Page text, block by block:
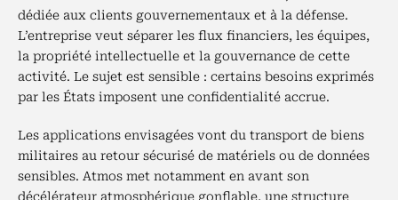
dédiée aux clients gouvernementaux et à la défense.
L’entreprise veut séparer les flux financiers, les équipes,
la propriété intellectuelle et la gouvernance de cette
activité. Le sujet est sensible : certains besoins exprimés
par les États imposent une confidentialité accrue.
Les applications envisagées vont du transport de biens
militaires au retour sécurisé de matériels ou de données
sensibles. Atmos met notamment en avant son
décélérateur atmosphérique gonflable, une structure